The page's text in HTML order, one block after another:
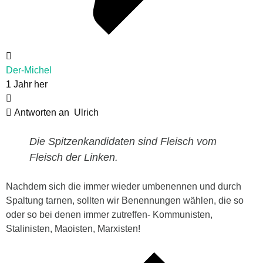
Der-Michel
1 Jahr her
Antworten an Ulrich
Die Spitzenkandidaten sind Fleisch vom
Fleisch der Linken.
Nachdem sich die immer wieder umbenennen und durch
Spaltung tarnen, sollten wir Benennungen wählen, die so
oder so bei denen immer zutreffen- Kommunisten,
Stalinisten, Maoisten, Marxisten!